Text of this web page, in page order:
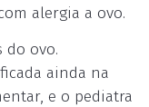
alergia a ovo.
do ovo.
ainda na
e o pediatra